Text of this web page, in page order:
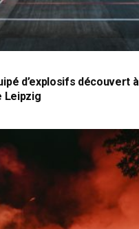
d’explosifs découvert à
Leipzig